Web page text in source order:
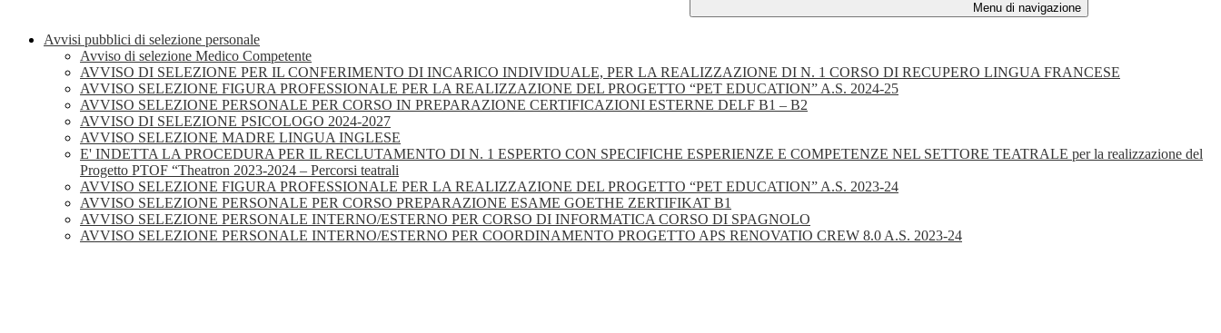
Menu di navigazione
Avvisi pubblici di selezione personale
Avviso di selezione Medico Competente
AVVISO DI SELEZIONE PER IL CONFERIMENTO DI INCARICO INDIVIDUALE, PER LA REALIZZAZIONE DI N. 1 CORSO DI RECUPERO LINGUA FRANCESE
AVVISO SELEZIONE FIGURA PROFESSIONALE PER LA REALIZZAZIONE DEL PROGETTO “PET EDUCATION” A.S. 2024-25
AVVISO SELEZIONE PERSONALE PER CORSO IN PREPARAZIONE CERTIFICAZIONI ESTERNE DELF B1 – B2
AVVISO DI SELEZIONE PSICOLOGO 2024-2027
AVVISO SELEZIONE MADRE LINGUA INGLESE
E' INDETTA LA PROCEDURA PER IL RECLUTAMENTO DI N. 1 ESPERTO CON SPECIFICHE ESPERIENZE E COMPETENZE NEL SETTORE TEATRALE per la realizzazione del
Progetto PTOF “Theatron 2023-2024 – Percorsi teatrali
AVVISO SELEZIONE FIGURA PROFESSIONALE PER LA REALIZZAZIONE DEL PROGETTO “PET EDUCATION” A.S. 2023-24
AVVISO SELEZIONE PERSONALE PER CORSO PREPARAZIONE ESAME GOETHE ZERTIFIKAT B1
AVVISO SELEZIONE PERSONALE INTERNO/ESTERNO PER CORSO DI INFORMATICA CORSO DI SPAGNOLO
AVVISO SELEZIONE PERSONALE INTERNO/ESTERNO PER COORDINAMENTO PROGETTO APS RENOVATIO CREW 8.0 A.S. 2023-24